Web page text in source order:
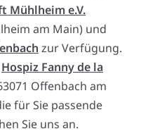
Mühlheim e.V.
am Main) und
zur Verfügung.
Hospiz Fanny de la
Offenbach am
für Sie passende
Sie uns an.